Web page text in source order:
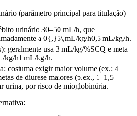
(parâmetro principal para titulação)
urinário 30–50 mL/h, que
a 0{,}5\,mL/kg/h0,5mL/kg/h.
geralmente usa 3 mL/kg/%SCQ e meta
kg/h1 mL/kg/h.
costuma exigir maior volume (ex.: 4
de diurese maiores (p.ex., 1–1,5
urina, por risco de mioglobinúria.